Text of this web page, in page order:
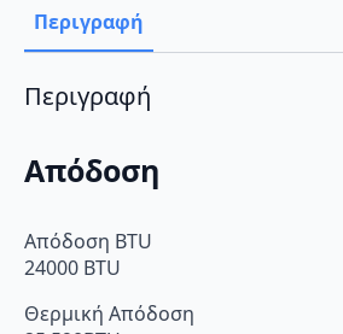
Wi-
Fi
ποσότητα
Περιγραφή
Περιγραφή
Απόδοση
Απόδοση BTU
24000 BTU
Θερμική Απόδοση